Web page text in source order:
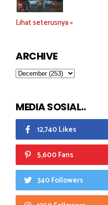
Lihat seterusnya »
ARCHIVE
MEDIA SOSIAL..
12,740 Likes
5,600 Fans
340 Followers